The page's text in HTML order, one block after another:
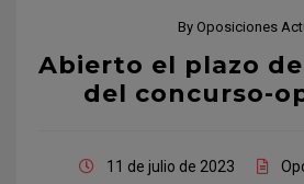
By Oposiciones
Abierto el plazo
del concurso-
11 de julio de 2023